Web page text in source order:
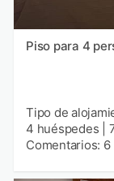
Piso para 4
Tipo de
4 huéspedes
Comentarios: 6